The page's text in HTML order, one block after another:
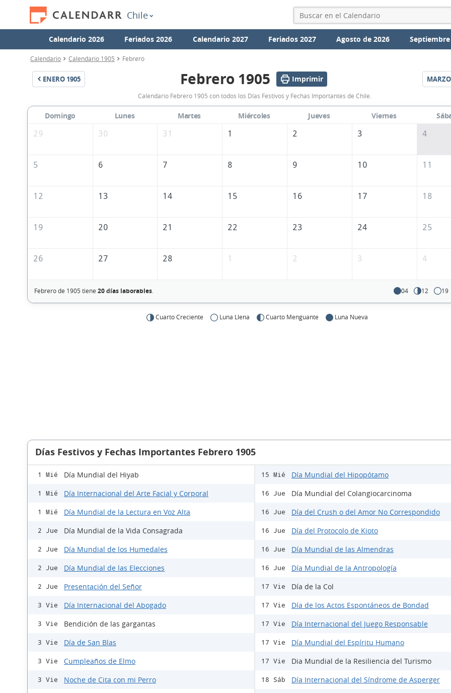
Chile
Calendario 2026 Feriados 2026 Calendario 2027 Feriados 2027 Agosto de 2026
Calendario Calendario 1905 Febrero
ENERO 1905
Calendario
Febrero
1905
Febrero 1905 Imprimir MARZO
Calendario Febrero 1905 con todos los Días Festivos y Fechas Importantes de Chile.
Domingo Lunes Martes Miércoles Jueves Viernes
29
30 31 1 2 3 4
5 6 7 8 9 10 11
12 13 14 15 16 17 18
19 20 21 22 23 24 25
26 27 28 1 2 3 4
Febrero de 1905 tiene 20 días laborables. 04 12 19
Cuarto Creciente Luna Llena Cuarto Menguante Luna Nueva
Días Festivos y Fechas Importantes Febrero 1905
1 Mié Día Mundial del Hiyab
1 Mié Día Internacional del Arte Facial y Corporal
1 Mié Día Mundial de la Lectura en Voz Alta
2 Jue Día Mundial de la Vida Consagrada
2 Jue Día Mundial de los Humedales
2 Jue Día Mundial de las Elecciones
2 Jue Presentación del Señor
3 Vie Día Internacional del Abogado
3 Vie Bendición de las gargantas
3 Vie Día de San Blas
3 Vie Cumpleaños de Elmo
3 Vie Noche de Cita con mi Perro
15 Mié Día Mundial del Hipopótamo
16 Jue Día Mundial del Colangiocarcinoma
16 Jue Día del Crush o del Amor No Correspondido
16 Jue Día del Protocolo de Kioto
16 Jue Día Mundial de las Almendras
16 Jue Día Mundial de la Antropología
17 Vie Día de la Col
17 Vie Día de los Actos Espontáneos de Bondad
17 Vie Día Internacional del Juego Responsable
17 Vie Día Mundial del Espíritu Humano
17 Vie Dia Mundial de la Resiliencia del Turismo
18 Sáb Día Internacional del Síndrome de Asperger